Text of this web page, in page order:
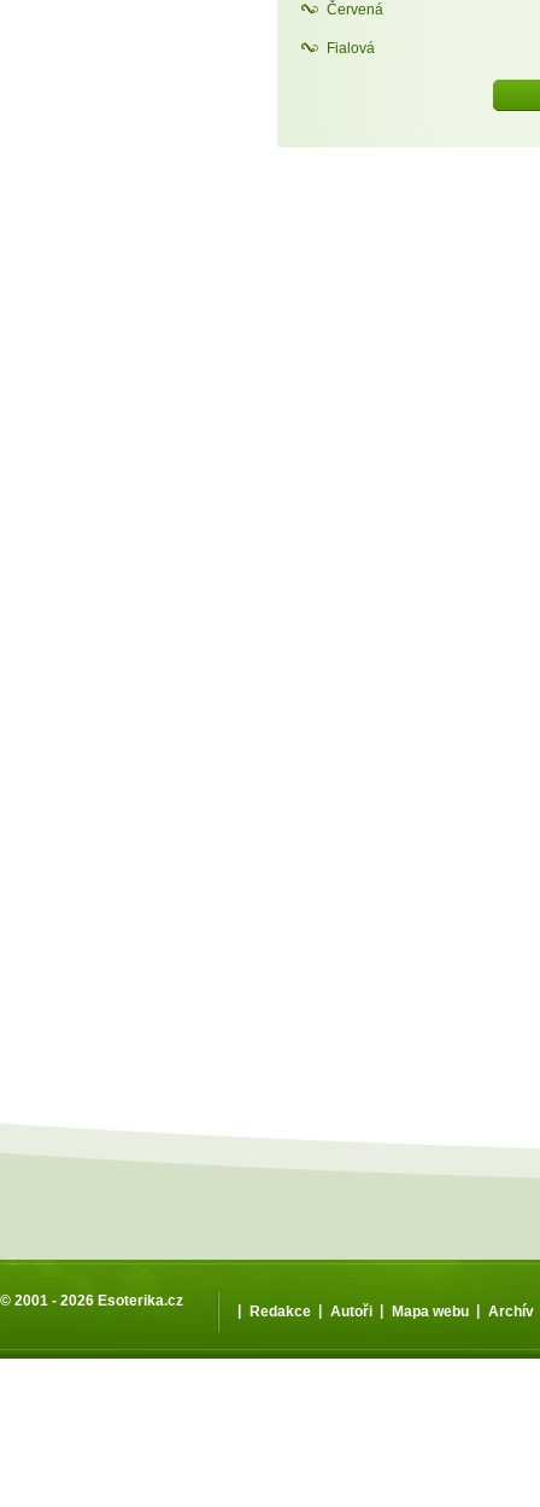
Červená
Fialová
© 2001 - 2026 Esoterika.cz
| Redakce | Autoři | Mapa webu | Archív